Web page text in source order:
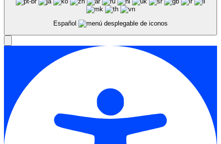
Español